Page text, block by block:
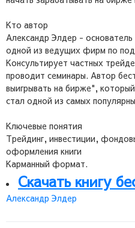
Кто автор
Александр Элдер -
одной из ведущих фирм по
Консультирует частных
проводит семинары. Автор
выигрывать на бирже",
стал одной из самых
Ключевые понятия
Трейдинг, инвестиции,
оформления книги
Карманный формат.
Скачать книгу
Александр Элдер